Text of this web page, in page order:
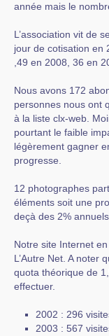
année mais le
L’association vit de
jour de cotisation en
,49 en 2008, 36 en
Nous avons 172
personnes nous ont
à la liste clx-web.
pourtant le faible
légèrement gagner
progresse.
12 photographes
éléments soit une
deçà des 2%
Notre site Internet
L’Autre Net. A noter
quota théorique de
effectuer.
2002 : 296
2003 : 567